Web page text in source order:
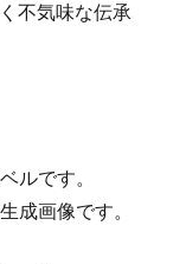
不気味な伝承
ルです。
成画像です。